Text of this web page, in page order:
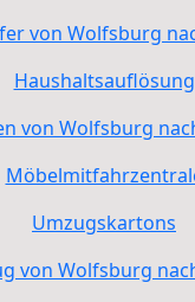
von Wolfsburg
Haushaltsauflösung
von Wolfsburg
Umzugskartons
von Wolfsburg